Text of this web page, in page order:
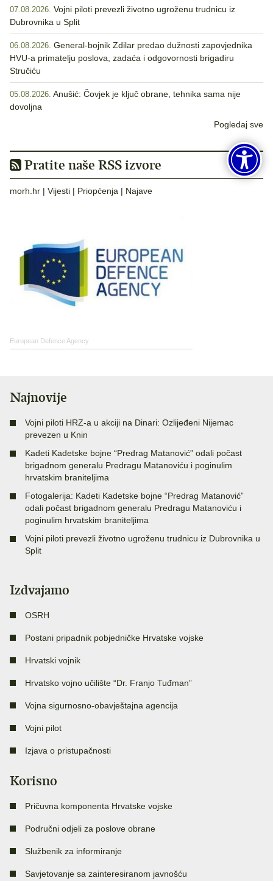
07.08.2026. Vojni piloti prevezli životno ugroženu trudnicu iz
Dubrovnika u Split
06.08.2026. General-bojnik Zdilar predao dužnosti zapovjednika
HVU-a primatelju poslova, zadaća i odgovornosti brigadiru
Stručiću
05.08.2026. Anušić: Čovjek je ključ obrane, tehnika sama nije
dovoljna
Pogledaj sve
Pratite naše RSS izvore
morh.hr | Vijesti | Priopćenja | Najave
European Defence Agency
Najnovije
Vojni piloti HRZ-a u akciji na Dinari: Ozlijeđeni Nijemac
prevezen u Knin
Kadeti Kadetske bojne “Predrag Matanović” odali počast
brigadnom generalu Predragu Matanoviću i poginulim
hrvatskim braniteljima
Fotogalerija: Kadeti Kadetske bojne “Predrag Matanović”
odali počast brigadnom generalu Predragu Matanoviću i
poginulim hrvatskim braniteljima
Vojni piloti prevezli životno ugroženu trudnicu iz Dubrovnika u
Split
Izdvajamo
OSRH
Postani pripadnik pobjedničke Hrvatske vojske
Hrvatski vojnik
Hrvatsko vojno učilište “Dr. Franjo Tuđman”
Vojna sigurnosno-obavještajna agencija
Vojni pilot
Izjava o pristupačnosti
Korisno
Pričuvna komponenta Hrvatske vojske
Područni odjeli za poslove obrane
Službenik za informiranje
Savjetovanje sa zainteresiranom javnošću